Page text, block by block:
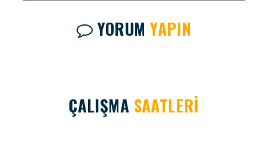
YORUMYAPIN
ÇALIŞMA SAATLERİ